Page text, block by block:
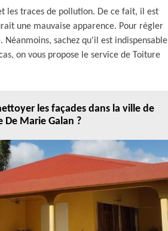
les traces de pollution. De ce fait, il est
une mauvaise apparence. Pour régler
sachez qu'il est indispensable
on vous propose le service de Toiture
les façades dans la ville de
De Marie Galan ?